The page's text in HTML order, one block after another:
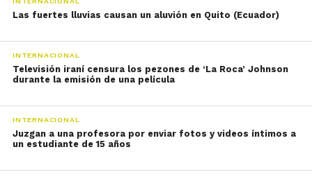
Las fuertes lluvias causan un aluvión en Quito (Ecuador)
INTERNACIONAL
Televisión iraní censura los pezones de ‘La Roca’ Johnson
durante la emisión de una película
INTERNACIONAL
Juzgan a una profesora por enviar fotos y videos íntimos a
un estudiante de 15 años